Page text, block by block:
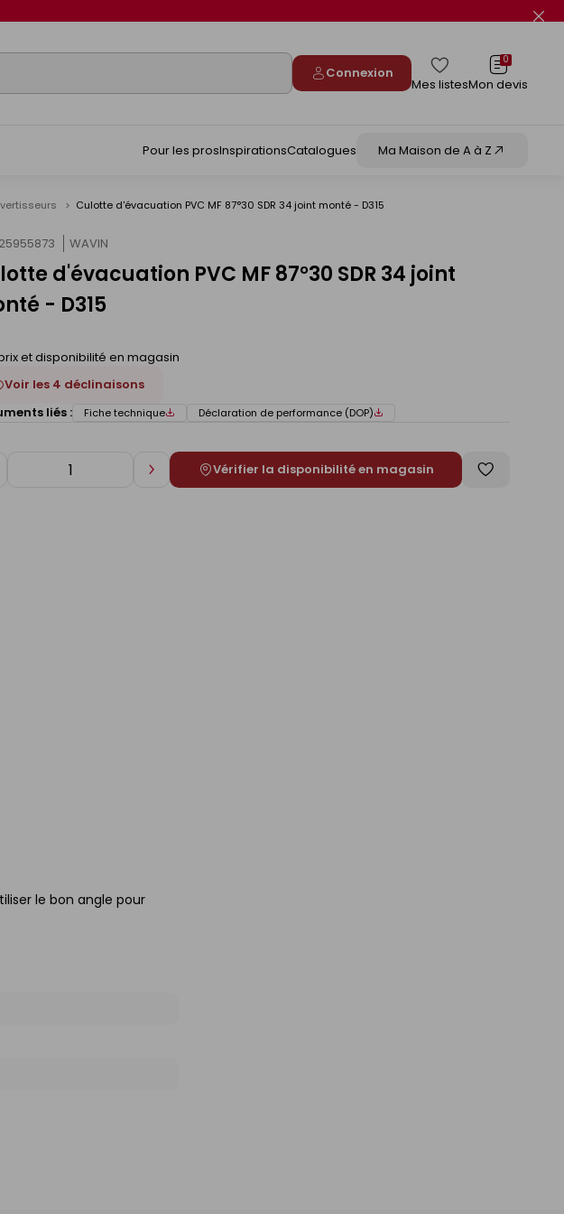
Connexion
Mes listes
0
Mon devis
Pour les prosInspirationsCatalogues Ma Maison de A à Z
Culotte d'évacuation PVC MF 87°30 SDR 34 joint monté - D315
WAVIN
d'évacuation PVC MF 87°30 SDR 34 joint
- D315
et disponibilité en magasin
Voir les 4 déclinaisons
liés :
Fiche technique Déclaration de performance (DOP)
AugmenterVérifier la disponibilité en magasin
Enregistrer
le bon angle pour